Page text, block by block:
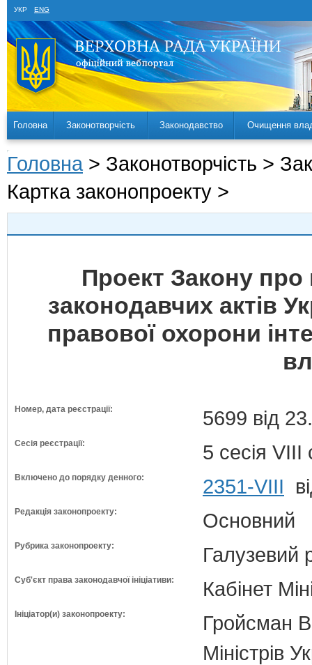
УКР ENG
Головна Законотворчість Законодавство Очищення
Головна > Законотворчість >
Картка законопроекту >
Проект Закону про
законодавчих актів
правової охорони
Номер, дата реєстрації: 5699 від
Сесія реєстрації: 5 сесія VIII
Включено до порядку денного: 2351-VIII
Редакція законопроекту: Основний
Рубрика законопроекту: Галузевий
Суб'єкт права законодавчої ініціативи: Кабінет
Ініціатор(и) законопроекту:
Гройсман
Міністрів